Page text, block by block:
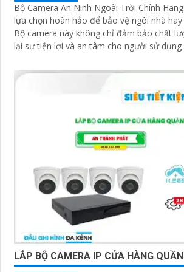
Bộ Camera An Ninh Ngoài Trời Chính
lựa chọn hoàn hảo để bảo vệ ngôi nhà
Bộ camera này không chỉ đảm bảo chất
lại sự tiện lợi và an tâm cho người sử dụng
LẮP BỘ CAMERA IP CỬA HÀNG